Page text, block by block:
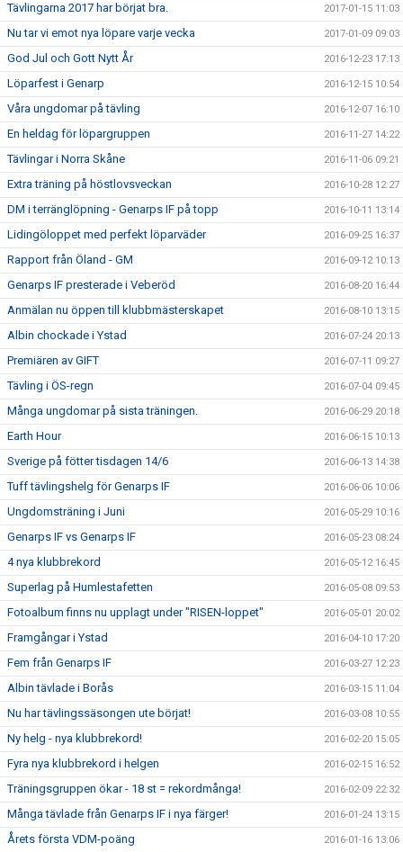
Tävlingarna 2017 har börjat bra. 2017-01-15 11:03
Nu tar vi emot nya löpare varje vecka 2017-01-09 09:03
God Jul och Gott Nytt År 2016-12-23 17:13
Löparfest i Genarp 2016-12-15 10:54
Våra ungdomar på tävling 2016-12-07 16:10
En heldag för löpargruppen 2016-11-27 14:22
Tävlingar i Norra Skåne 2016-11-06 09:21
Extra träning på höstlovsveckan 2016-10-28 12:27
DM i terränglöpning - Genarps IF på topp 2016-10-11 13:14
Lidingöloppet med perfekt löparväder 2016-09-25 16:37
Rapport från Öland - GM 2016-09-12 10:13
Genarps IF presterade i Veberöd 2016-08-20 16:44
Anmälan nu öppen till klubbmästerskapet 2016-08-10 13:15
Albin chockade i Ystad 2016-07-24 20:13
Premiären av GIFT 2016-07-11 09:27
Tävling i ÖS-regn 2016-07-04 09:45
Många ungdomar på sista träningen. 2016-06-29 20:18
Earth Hour 2016-06-15 10:13
Sverige på fötter tisdagen 14/6 2016-06-13 14:38
Tuff tävlingshelg för Genarps IF 2016-06-06 10:06
Ungdomsträning i Juni 2016-05-29 10:16
Genarps IF vs Genarps IF 2016-05-23 08:24
4 nya klubbrekord 2016-05-12 16:45
Superlag på Humlestafetten 2016-05-08 09:53
Fotoalbum finns nu upplagt under "RISEN-loppet" 2016-05-01 20:02
Framgångar i Ystad 2016-04-10 17:20
Fem från Genarps IF 2016-03-27 12:23
Albin tävlade i Borås 2016-03-15 11:04
Nu har tävlingssäsongen ute börjat! 2016-03-08 10:55
Ny helg - nya klubbrekord! 2016-02-20 15:05
Fyra nya klubbrekord i helgen 2016-02-15 16:52
Träningsgruppen ökar - 18 st = rekordmånga! 2016-02-09 22:32
Många tävlade från Genarps IF i nya färger! 2016-01-24 13:15
Årets första VDM-poäng 2016-01-16 13:06